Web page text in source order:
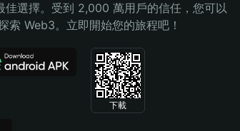
選擇。受到 2,000 萬用戶的信任，您可以
Web3。立即開始您的旅程吧！
下載